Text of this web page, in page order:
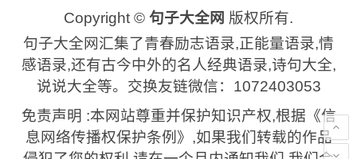
Copyright © 句子大全网 版权所有.
句子大全网汇集了青春励志语录,正能量语录,情
感语录,还有古今中外的名人经典语录,诗句大全,
说说大全等。交换友链微信：1072403053
免责声明 :本网站尊重并保护知识产权,根据《信
息网络传播权保护条例》,如果我们转载的作品